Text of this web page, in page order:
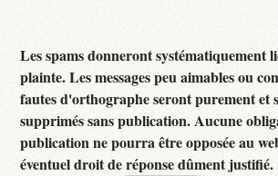
Les spams donneront systématiquement
plainte. Les messages peu aimables ou
fautes d'orthographe seront purement et
supprimés sans publication. Aucune
publication ne pourra être opposée au
éventuel droit de réponse dûment justifié.